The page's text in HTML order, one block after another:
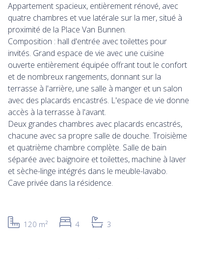
Appartement spacieux, entièrement rénové, avec
quatre chambres et vue latérale sur la mer, situé à
proximité de la Place Van Bunnen.
Composition : hall d'entrée avec toilettes pour
invités. Grand espace de vie avec une cuisine
ouverte entièrement équipée offrant tout le confort
et de nombreux rangements, donnant sur la
terrasse à l'arrière, une salle à manger et un salon
avec des placards encastrés. L'espace de vie donne
accès à la terrasse à l'avant.
Deux grandes chambres avec placards encastrés,
chacune avec sa propre salle de douche. Troisième
et quatrième chambre complète. Salle de bain
séparée avec baignoire et toilettes, machine à laver
et sèche-linge intégrés dans le meuble-lavabo.
Cave privée dans la résidence.
120 m² 4 3